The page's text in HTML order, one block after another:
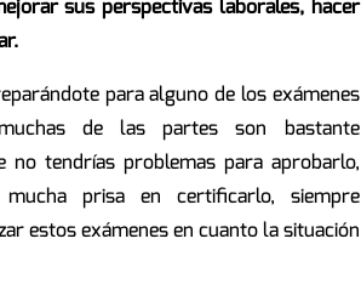
sus perspectivas laborales, hacer
para alguno de los exámenes
de las partes son bastante
no tendrías problemas para aprobarlo,
prisa en certificarlo, siempre
estos exámenes en cuanto la situación